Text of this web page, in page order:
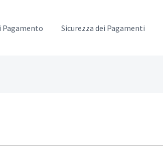
Pagamento Sicurezza dei Pagamenti